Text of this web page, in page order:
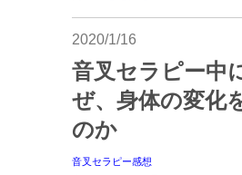
2020/1/16
音叉セラピー中
ぜ、身体の変化
のか
音叉セラピー感想